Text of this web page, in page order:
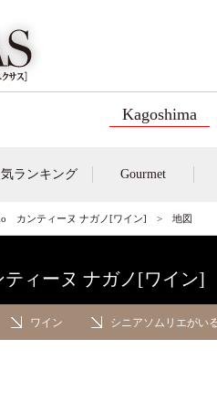
Kagoshima
気ランキング Gourmet
カンティーヌ ナガノ[ワイン] > 地図
ィーヌ ナガノ[ワイン]
ワイン シニアソムリエが